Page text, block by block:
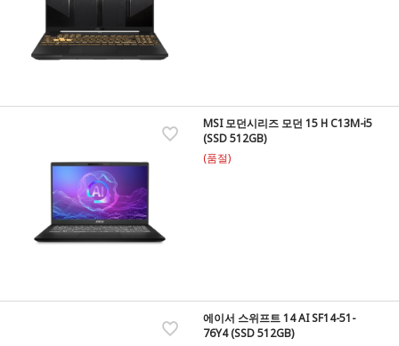
MSI 모던시리즈 모던 15 H C13M-i5
(SSD 512GB)
(품절)
에이서 스위프트 14 AI SF14-51-
76Y4 (SSD 512GB)